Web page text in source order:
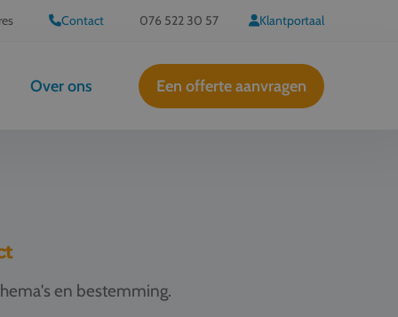
Contact 076 522 30 57 Klantportaal
Over ons Een offerte aanvragen
en bestemming.